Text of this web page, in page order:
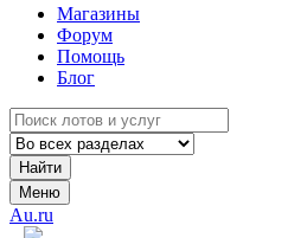
Магазины
Форум
Помощь
Блог
Найти
Меню
Au.ru